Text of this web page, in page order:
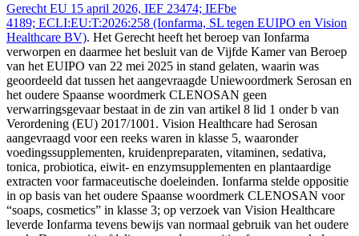
Gerecht EU 15 april 2026, IEF 23474; IEFbe
4189; ECLI:EU:T:2026:258 (Ionfarma, SL tegen EUIPO en Vision
Healthcare BV). Het Gerecht heeft het beroep van Ionfarma
verworpen en daarmee het besluit van de Vijfde Kamer van Beroep
van het EUIPO van 22 mei 2025 in stand gelaten, waarin was
geoordeeld dat tussen het aangevraagde Uniewoordmerk Serosan en
het oudere Spaanse woordmerk CLENOSAN geen
verwarringsgevaar bestaat in de zin van artikel 8 lid 1 onder b van
Verordening (EU) 2017/1001. Vision Healthcare had Serosan
aangevraagd voor een reeks waren in klasse 5, waaronder
voedingssupplementen, kruidenpreparaten, vitaminen, sedativa,
tonica, probiotica, eiwit- en enzymsupplementen en plantaardige
extracten voor farmaceutische doeleinden. Ionfarma stelde oppositie
in op basis van het oudere Spaanse woordmerk CLENOSAN voor
“soaps, cosmetics” in klasse 3; op verzoek van Vision Healthcare
leverde Ionfarma tevens bewijs van normaal gebruik van het oudere